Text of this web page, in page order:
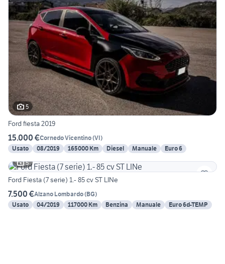
5
Ford fiesta 2019
15.000 €Cornedo Vicentino(VI)
Usato
08/2019 165000 Km Diesel Manuale
Euro 6
5
Ford Fiesta (7 serie) 1.- 85 cv ST LINe
7.500 €Alzano Lombardo(BG)
Usato
04/2019 117000 Km Benzina Manuale Euro 6d-TEMP